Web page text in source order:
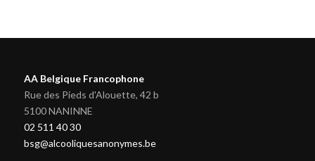
AA Belgique Francophone
Rue des Pieds d'Alouette, 42 b
5100 NANINNE
02 511 40 30
bsg@alcooliquesanonymes.be